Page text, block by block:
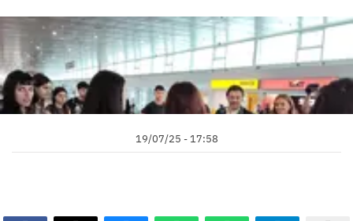
19/07/25 - 17:58